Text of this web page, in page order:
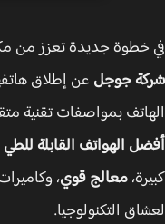
جديدة تعزز من
جوجلعن إطلاق
بمواصفات تقنية
الهواتف القابلة للطيفي
معالج قوي، وكاميرات
التكنولوجيا.